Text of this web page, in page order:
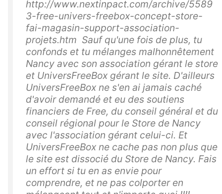
http://www.nextinpact.com/archive/5589
3-free-univers-freebox-concept-store-
fai-magasin-support-association-
projets.htm Sauf qu'une fois de plus, tu
confonds et tu mélanges malhonnêtement
Nancy avec son association gérant le store
et UniversFreeBox gérant le site. D'ailleurs
UniversFreeBox ne s'en ai jamais caché
d'avoir demandé et eu des soutiens
financiers de Free, du conseil général et du
conseil régional pour le Store de Nancy
avec l'association gérant celui-ci. Et
UniversFreeBox ne cache pas non plus que
le site est dissocié du Store de Nancy. Fais
un effort si tu en as envie pour
comprendre, et ne pas colporter en